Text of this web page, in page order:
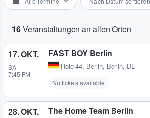
16Veranstaltungen an allen Orten
17. OKT.
SA
7:45 PM
FAST BOY Berlin
Hole 44, Berlin, Berlin, DE
No tickets available
28. OKT. The Home Team Berlin